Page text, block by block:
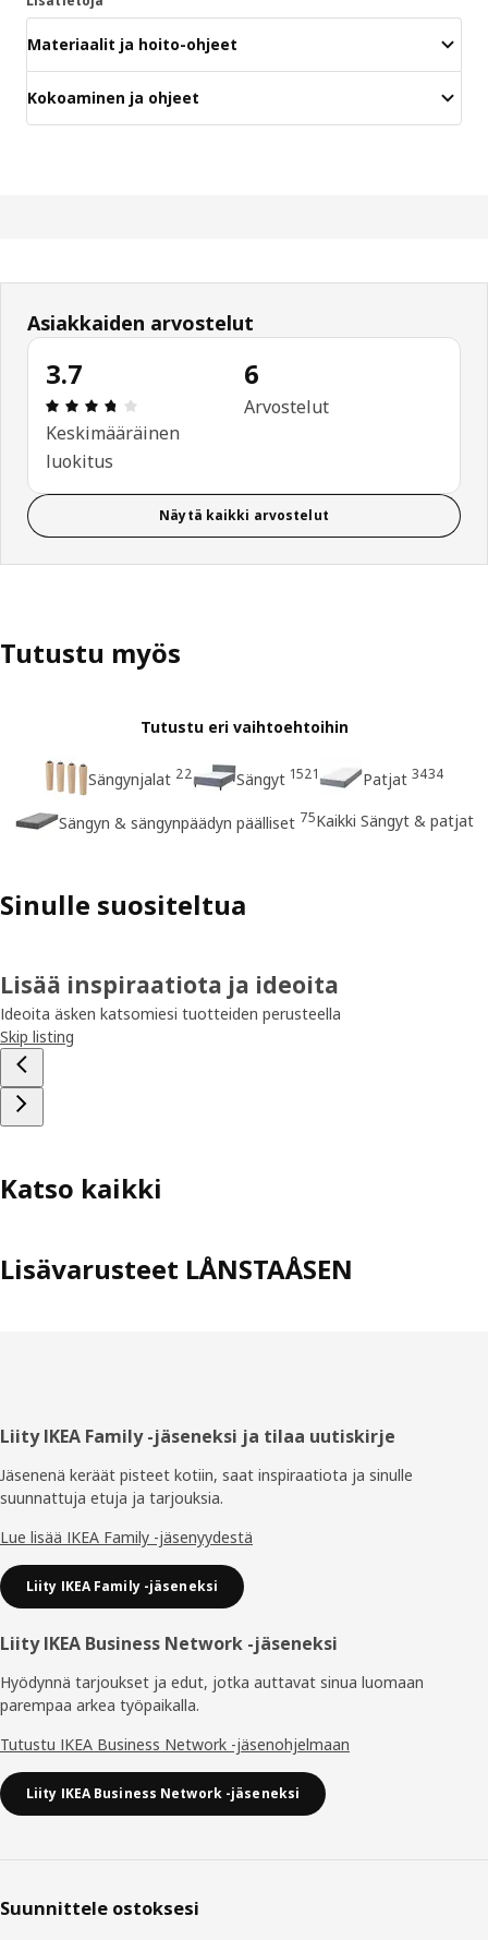
Materiaalit ja hoito-ohjeet
Kokoaminen ja ohjeet
Asiakkaiden arvostelut
3.7
: 3.7 / 5 tähteä. Arvostelut yhteensä: 6
Keskimääräinen
luokitus
6
Arvostelut
Näytä kaikki arvostelut
Tutustu myös
Tutustu eri vaihtoehtoihin
Sängynjalat 22 Sängyt 1521 Patjat 3434
Sängyn & sängynpäädyn päälliset 75Kaikki Sängyt & patjat
Sinulle suositeltua
Lisää inspiraatiota ja ideoita
Ideoita äsken katsomiesi tuotteiden perusteella
Skip listing
Katso kaikki
Lisävarusteet LÅNSTAÅSEN
Alatunniste
Liity IKEA Family -jäseneksi ja tilaa uutiskirje
Jäsenenä keräät pisteet kotiin, saat inspiraatiota ja sinulle
suunnattuja etuja ja tarjouksia.​
Lue lisää IKEA Family -jäsenyydestä
Liity IKEA Family -jäseneksi
Liity IKEA Business Network -jäseneksi
Hyödynnä tarjoukset ja edut, jotka auttavat sinua luomaan
parempaa arkea työpaikalla.
Tutustu IKEA Business Network -jäsenohjelmaan
Liity IKEA Business Network -jäseneksi
Suunnittele ostoksesi